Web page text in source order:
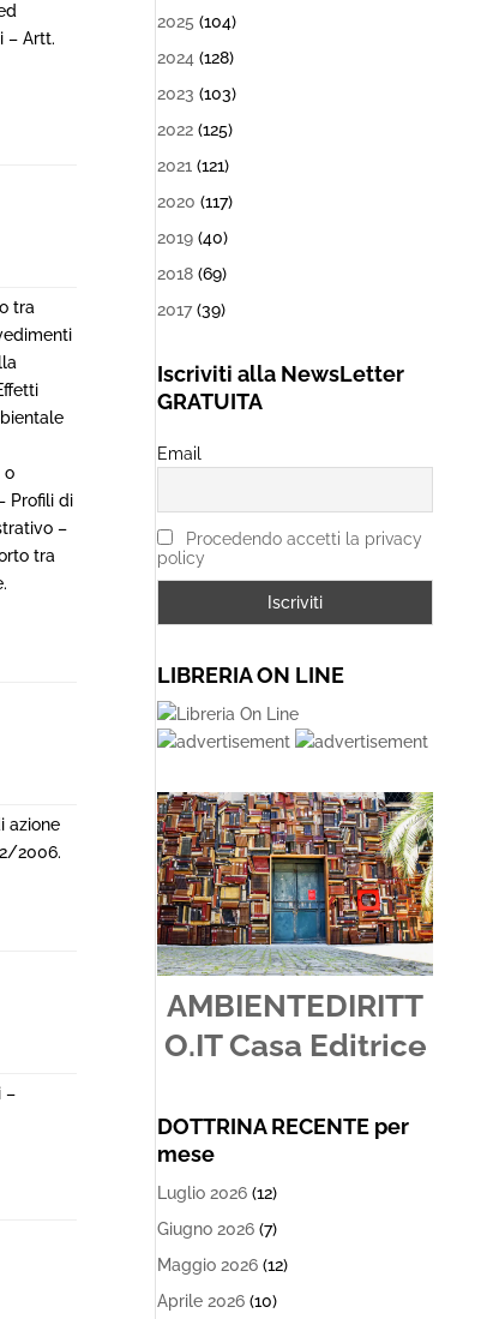
– Artt.
tra
o
Profili di
–
tra
azione
2006.
–
2025 (104)
2024 (128)
2023 (103)
2022 (125)
2021 (121)
2020 (117)
2019 (40)
2018 (69)
2017(39)
Iscriviti alla NewsLetter
GRATUITA
Email
Procedendo accetti la privacy
policy
LIBRERIA ON LINE
AMBIENTEDIRITT
O.IT Casa Editrice
DOTTRINA RECENTE per
mese
Luglio 2026 (12)
Giugno 2026 (7)
Maggio 2026 (12)
Aprile 2026 (10)